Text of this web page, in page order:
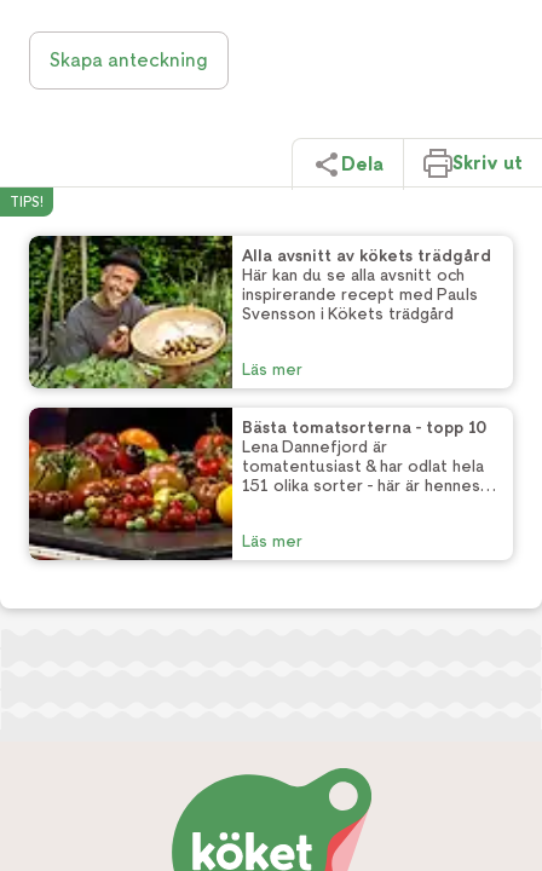
Skapa anteckning
Dela Skriv ut
TIPS!
Alla avsnitt av kökets trädgård
Här kan du se alla avsnitt och
inspirerande recept med Pauls
Svensson i Kökets trädgård
Läs mer
Bästa tomatsorterna - topp 10
Lena Dannefjord är
tomatentusiast & har odlat hela
151 olika sorter - här är hennes
Läs mer